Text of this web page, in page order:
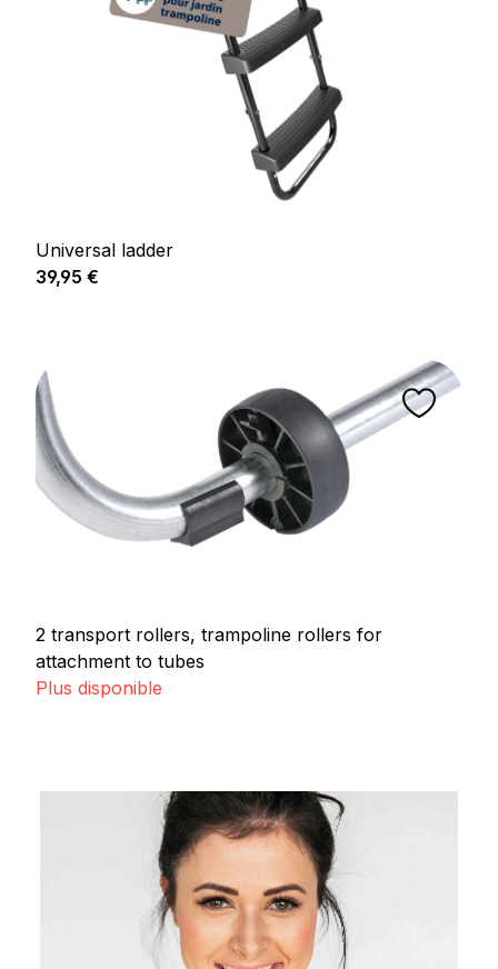
Universal ladder
Prix régulier :
39,95 €
2 transport rollers, trampoline rollers for
attachment to tubes
Plus disponible